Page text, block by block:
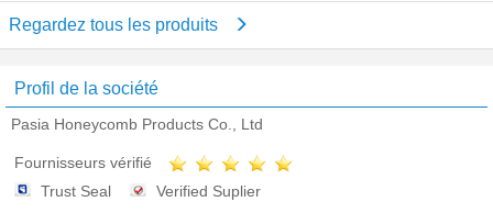
Regardez tous les produits
Profil de la société
Pasia Honeycomb Products Co., Ltd
Fournisseurs vérifié
Trust Seal
Verified Suplier